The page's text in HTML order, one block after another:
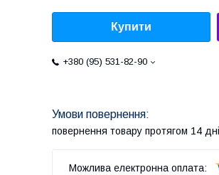
Купити
+380 (95) 531-82-90
повернення товару протягом 14